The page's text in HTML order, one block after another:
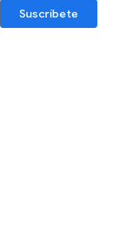
Suscríbete